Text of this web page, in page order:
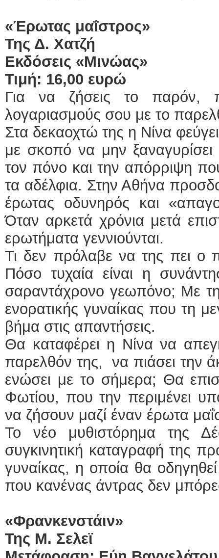
«Έρωτας μαΐστρος»
Της Δ. Χατζή
Εκδόσεις «Μινώας»
Τιμή: 16,00 ευρώ
Για να ζήσεις το παρόν,
λογαριασμούς σου με το
Στα δεκαοχτώ της η Νίνα
με σκοπό να μην
τον πόνο και την απόρριψη
τα αδέλφια. Στην Αθήνα
έρωτας οδυνηρός και
Όταν αρκετά χρόνια μετά
ερωτήματα γεννιούνται.
Τι δεν πρόλαβε να της πει ο
Πόσο τυχαία είναι η
σαραντάχρονο γεωπόνο; Με
ενορατικής γυναίκας που τη
βήμα στις απαντήσεις.
Θα καταφέρει η Νίνα να
παρελθόν της, να πιάσει την
ενώσει με το σήμερα; Θα
Φωτίου, που την περιμένει
να ζήσουν μαζί έναν έρωτα
Το νέο μυθιστόρημα της
συγκινητική καταγραφή της
γυναίκας, η οποία θα
που κανένας άντρας δεν
«Φρανκενστάιν»
Της Μ. Σελεϊ